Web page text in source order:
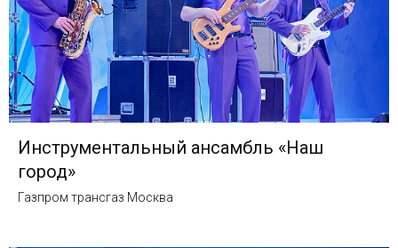
Инструментальный ансамбль «Наш
город»
Газпром трансгаз Москва